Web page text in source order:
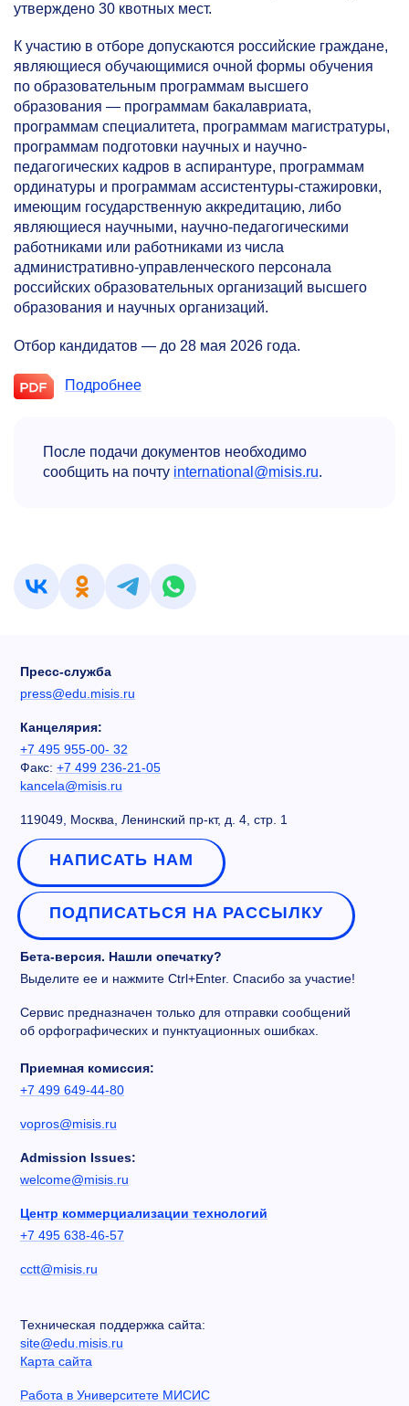
утверждено 30 квотных мест.
К участию в отборе допускаются российские граждане,
являющиеся обучающимися очной формы обучения
по образовательным программам высшего
образования — программам бакалавриата,
программам специалитета, программам магистратуры,
программам подготовки научных и научно-
педагогических кадров в аспирантуре, программам
ординатуры и программам ассистентуры-стажировки,
имеющим государственную аккредитацию, либо
являющиеся научными, научно-педагогическими
работниками или работниками из числа
административно-управленческого персонала
российских образовательных организаций высшего
образования и научных организаций.
Отбор кандидатов — до 28 мая 2026 года.
Подробнее
После подачи документов необходимо
сообщить на почту international@misis.ru.
Пресс-служба
press@edu.misis.ru
Канцелярия:
+7 495 955-00- 32
Факс: +7 499 236-21-05
kancela@misis.ru
119049, Москва, Ленинский пр-кт, д. 4, стр. 1
НАПИСАТЬ НАМ
ПОДПИСАТЬСЯ НА РАССЫЛКУ
Бета-версия. Нашли опечатку?
Выделите ее и нажмите Ctrl+Enter. Спасибо за участие!
Сервис предназначен только для отправки сообщений
об орфографических и пунктуационных ошибках.
Приемная комиссия:
+7 499 649-44-80
vopros@misis.ru
Admission Issues:
welcome@misis.ru
Центр коммерциализации технологий
+7 495 638-46-57
cctt@misis.ru
Техническая поддержка сайта:
site@edu.misis.ru
Карта сайта
Работа в Университете МИСИС